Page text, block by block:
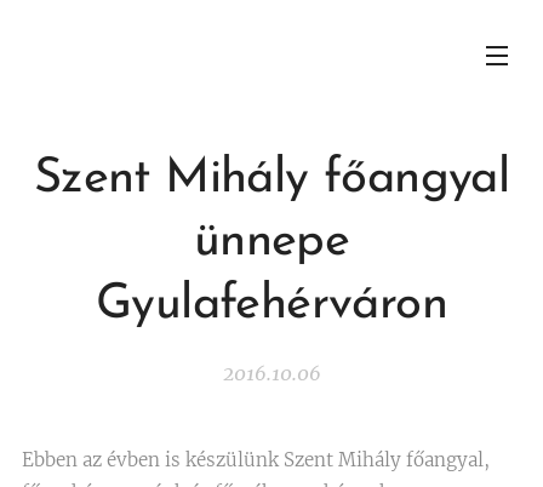
Szent Mihály főangyal
ünnepe
Gyulafehérváron
2016.10.06
Ebben az évben is készülünk Szent Mihály főangyal,